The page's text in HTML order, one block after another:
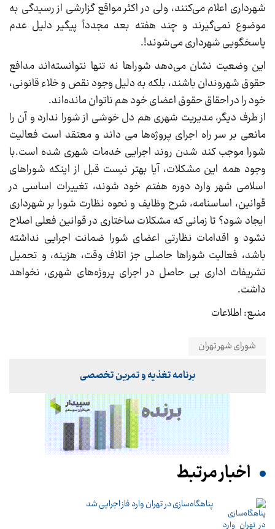
شهرداری اعلام می‌کنند، ولی در اکثر مواقع گزارشی از رسیدگی به
موضوع نمی‌گیرند و چند هفته بعد مجدداً پیگیر دلیل عدم
پاسخگویی شهرداری می‌شوند!.
این وضعیت نشان می‌دهد شوراها نه تنها نتوانسته‌اند مدافع
حقوق شهروندان باشند، بلکه به دلیل وجود نقص و خلاء قانونی،
خود را در احقاق حقوق اعضای خود هم ناتوان مانده‌اند.
از طرف دیگر، مدیریت شهری هم دل خوشی از شورا ندارد و آن را
مانعی بر سر راه اجرای پروژه‌ها می داند و معتقد است فعالیت
شورا موجب کند شدن روند اجرایی خدمات شهری شده است.با
وجود همه این مشکلات، آیا بهتر نیست قبل از اینکه شوراهای
اسلامی شهر وارد دوره هفتم خود شوند، تغییرات اساسی در
قوانین، اساسنامه، شرح وظایف و نحوه نظارت شورا بر شهرداری
ایجاد شود؟ تا زمانی که مشکلات ساختاری در قوانین فعلی اصلاح
نشود و اقدامات نظارتی اعضای شورا ضمانت اجرایی نداشته
باشد، فعالیت شوراها حاصلی جز اتلاف وقت، هزینه، و تحمیل
تشریفات اداری بی حاصل در اجرای پروژه‌های شهری، نخواهد
داشت.
منبع: اطلاعات
شورای شهر تهران
برنامه تغذیه و تمرین تخصصی
اخبار مرتبط
پناهگاه‌سازی در تهران وارد فاز اجرایی شد